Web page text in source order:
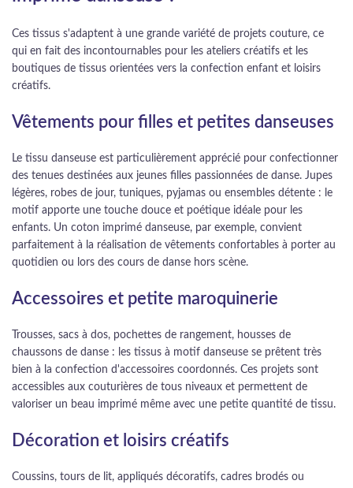
Ces tissus s'adaptent à une grande variété de projets couture, ce
qui en fait des incontournables pour les ateliers créatifs et les
boutiques de tissus orientées vers la confection enfant et loisirs
créatifs.
Vêtements pour filles et petites danseuses
Le tissu danseuse est particulièrement apprécié pour confectionner
des tenues destinées aux jeunes filles passionnées de danse. Jupes
légères, robes de jour, tuniques, pyjamas ou ensembles détente : le
motif apporte une touche douce et poétique idéale pour les
enfants. Un coton imprimé danseuse, par exemple, convient
parfaitement à la réalisation de vêtements confortables à porter au
quotidien ou lors des cours de danse hors scène.
Accessoires et petite maroquinerie
Trousses, sacs à dos, pochettes de rangement, housses de
chaussons de danse : les tissus à motif danseuse se prêtent très
bien à la confection d'accessoires coordonnés. Ces projets sont
accessibles aux couturières de tous niveaux et permettent de
valoriser un beau imprimé même avec une petite quantité de tissu.
Décoration et loisirs créatifs
Coussins, tours de lit, appliqués décoratifs, cadres brodés ou